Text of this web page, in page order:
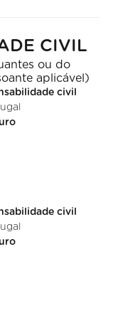
CIVIL
ou do
aplicável)
civil
civil